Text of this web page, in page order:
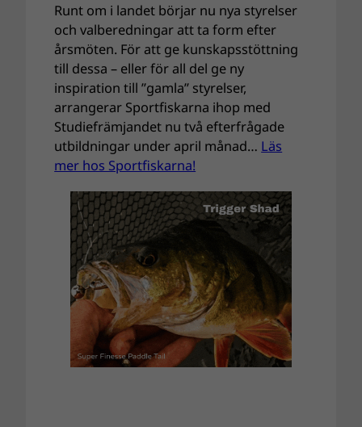
Runt om i landet börjar nu nya styrelser
och valberedningar att ta form efter
årsmöten. För att ge kunskapsstöttning
till dessa – eller för all del ge ny
inspiration till ”gamla” styrelser,
arrangerar Sportfiskarna ihop med
Studiefrämjandet nu två efterfrågade
utbildningar under april månad… Läs
mer hos Sportfiskarna!